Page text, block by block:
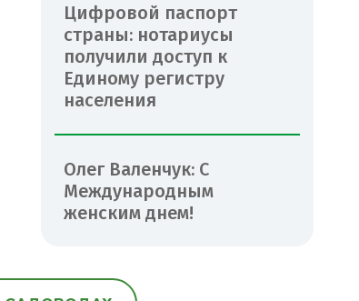
Цифровой паспорт
страны: нотариусы
получили доступ к
Единому регистру
населения
Олег Валенчук: С
Международным
женским днем!